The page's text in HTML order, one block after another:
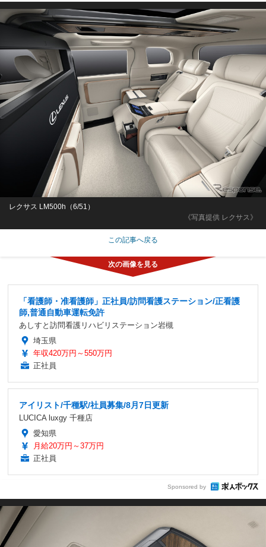
《写真提供 レクサス》
レクサス LM500h（6/51）
この記事へ戻る
「看護師・准看護師」正社員/訪問看護ステーション/正看護
師,普通自動車運転免許
あしすと訪問看護リハビリステーション岩槻
埼玉県
年収420万円～550万円
正社員
アイリスト/千種駅/社員募集/8月7日更新
LUCICA luxgy 千種店
愛知県
月給20万円～37万円
正社員
Sponsored by